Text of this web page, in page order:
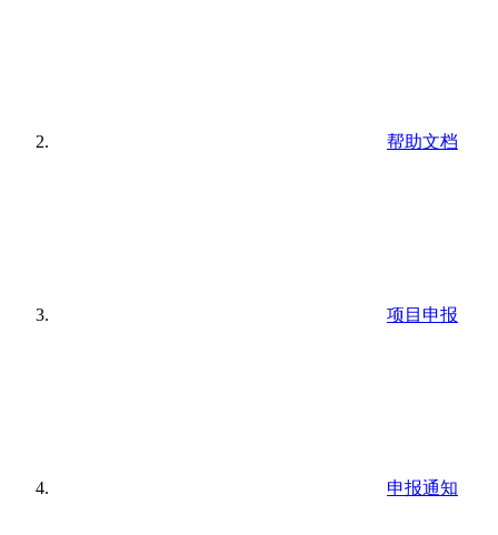
帮助文档
项目申报
申报通知